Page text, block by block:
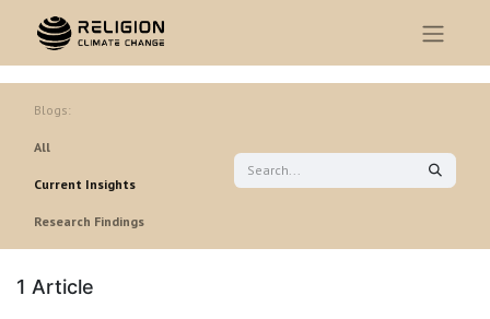
Blogs:
All
Current Insights
Research Findings
1 Article